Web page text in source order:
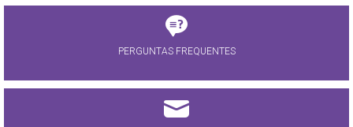
PERGUNTAS FREQUENTES